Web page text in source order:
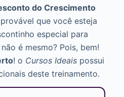
do Crescimento
que você esteja
especial para
é mesmo? Pois, bem!
! o Cursos Ideaispossui
deste treinamento.